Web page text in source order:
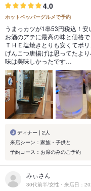
4.0
ホットペッパーグルメで予約
うまっカツが1串53円税込！安
お酒のアテに最高の味と価格で
ＴＨＥ塩焼きとりも安くてボ
げんこつ唐揚げは思ってたより
味は美味しかったです…
ディナー | 2人
来店シーン：家族・子供と
予約コース：お席のみのご予約
みぃさん
30代前半/女性・来店日：